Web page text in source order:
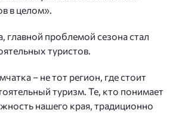
в целом».
главной проблемой сезона стал
туристов.
– не тот регион, где стоит
туризм. Те, кто понимает
нашего края, традиционно